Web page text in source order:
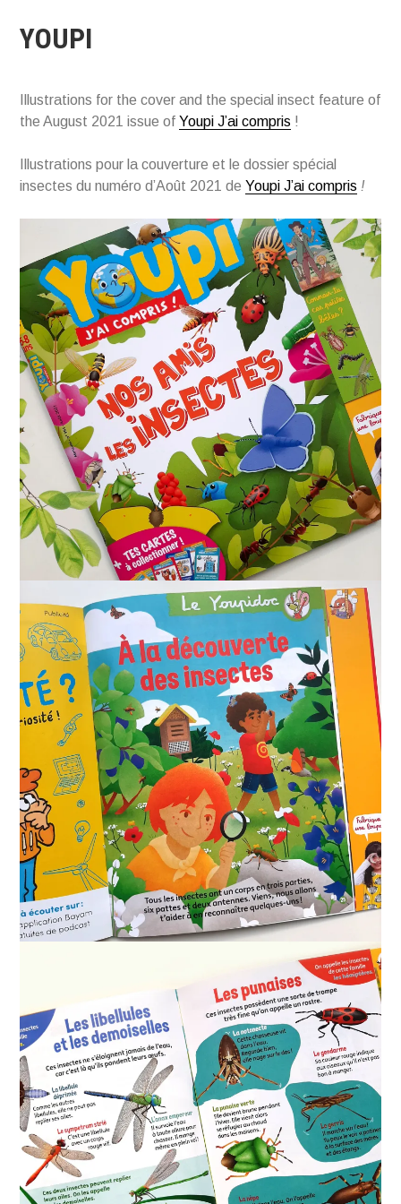
YOUPI
Illustrations for the cover and the special insect feature of
the August 2021 issue ofYoupi J’ai compris !
Illustrations pour la couverture et le dossier spécial
insectes du numéro d’Août 2021 deYoupi J’ai compris !